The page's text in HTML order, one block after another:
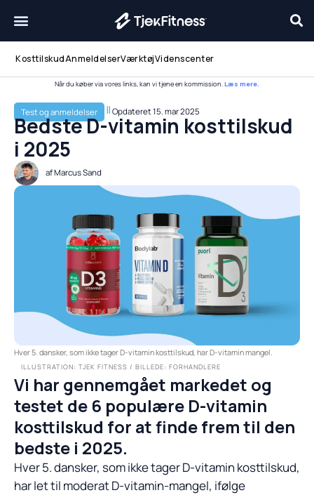
indholdet
KosttilskudAnmeldelserVærktøjVidenscenter
Når du køber via vores links, kan vi tjene en kommission.Læs mere.
Test og anmeldelser Opdateret15. mar 2025
Bedste D-vitamin kosttilskud
i 2025
afMarcus Sand
Hver 5. dansker, som ikke tager D-vitamin kosttilskud, har D-vitamin mangel.
ILLUSTRATION: TJEK FITNESS / BILLEDE: FORHANDLERE
Vi har gennemgået markedet og
testet de 6 populære D-vitamin
kosttilskud for at finde frem til den
bedste i 2025.
Hver 5. dansker, som ikke tager D-vitamin kosttilskud,
har let til moderat D-vitamin-mangel, ifølge